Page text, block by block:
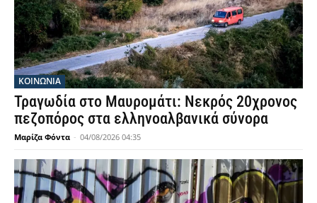
ΚΟΙΝΩΝΙΑ
Τραγωδία στο Μαυρομάτι: Νεκρός 20χρονος
πεζοπόρος στα ελληνοαλβανικά σύνορα
Μαρίζα Φόντα - 04/08/2026 04:35